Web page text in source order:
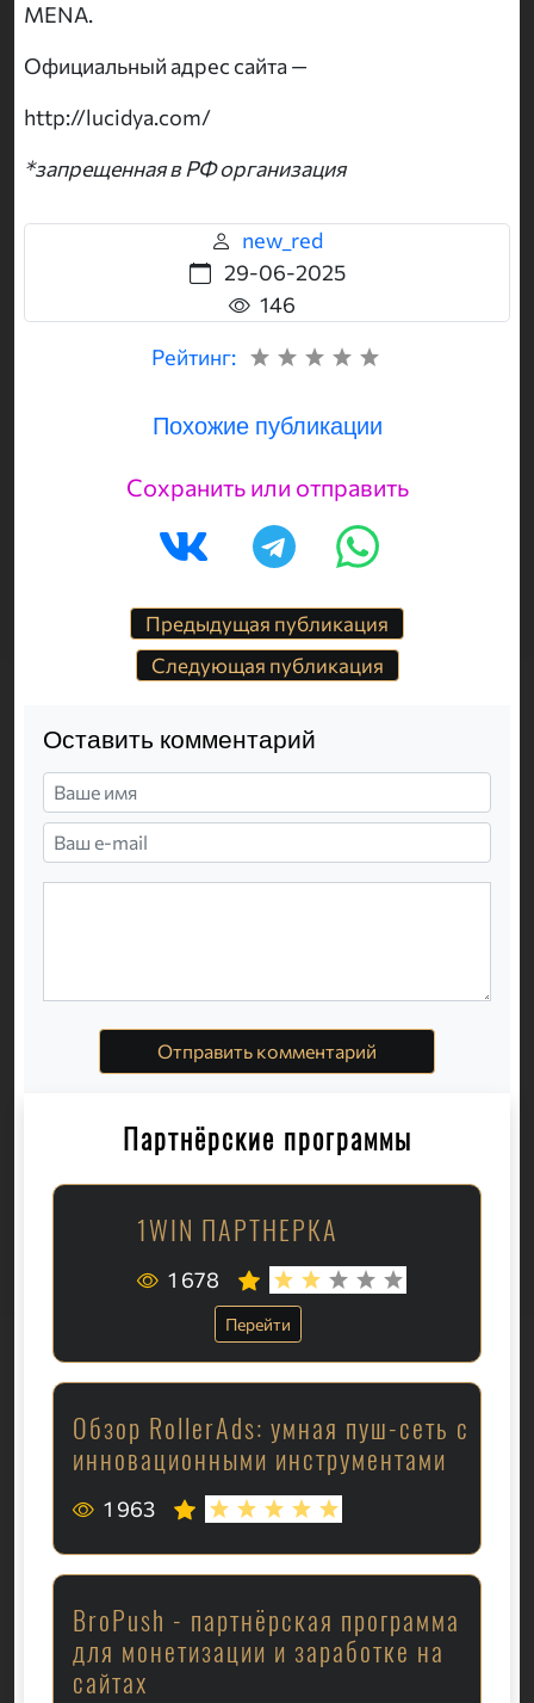
MENA.
Официальный адрес сайта —
http://lucidya.com/
*запрещенная в РФ организация
new_red
29-06-2025
146
Рейтинг:
Похожие публикации
Сохранить или отправить
Предыдущая публикация
Следующая публикация
Оставить комментарий
Отправить комментарий
Партнёрские программы
1WIN ПАРТНЕРКА
1 678
Перейти
Обзор RollerAds: умная пуш-сеть с
инновационными инструментами
1 963
BroPush - партнёрская программа
для монетизации и заработке на
сайтах